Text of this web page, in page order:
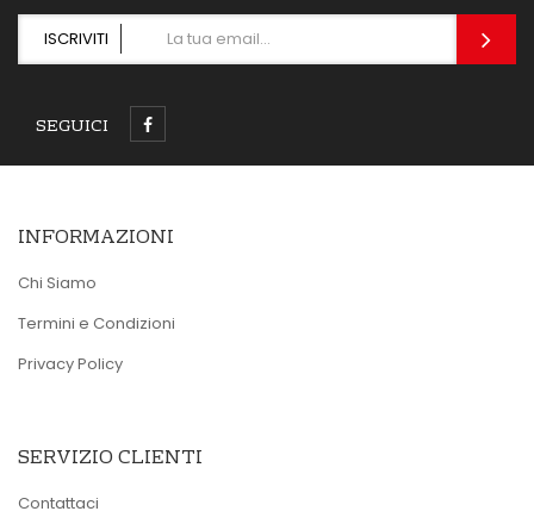
ISCRIVITI
SEGUICI
INFORMAZIONI
Chi Siamo
Termini e Condizioni
Privacy Policy
SERVIZIO CLIENTI
Contattaci